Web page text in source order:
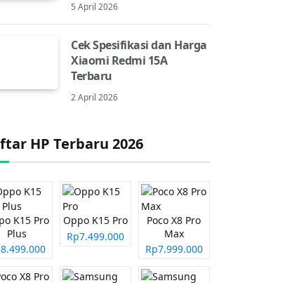
5 April 2026
Cek Spesifikasi dan Harga
Xiaomi Redmi 15A
Terbaru
2 April 2026
HP Terbaru 2026
K15 Pro
Plus
Oppo K15 Pro
Rp7.499.000
Poco X8 Pro
Max
Rp7.999.000